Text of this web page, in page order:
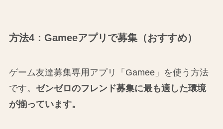
方法4：Gameeアプリで募集（おすすめ）
ゲーム友達募集専用アプリ「Gamee」を使う方法
です。 ゼンゼロのフレンド募集に最も適した環境
が揃っています。